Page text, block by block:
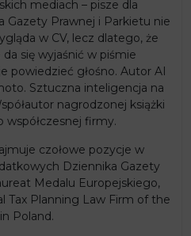
mediach – pisze dla
Gazety Prawnej i Parkietu nie
w CV, lecz dlatego, że
się wyjaśnić w piśmie
powiedzieć głośno. Autor AI
Sztuczna inteligencja na
nagrodzonej książki
współczesnej firmy.
czołowe pozycje w
Dziennika Gazety
Medalu Europejskiego,
Tax Planning Law Firm of the
Poland.